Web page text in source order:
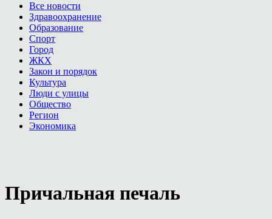
Все новости
Здравоохранение
Образование
Спорт
Город
ЖКХ
Закон и порядок
Культура
Люди с улицы
Общество
Регион
Экономика
Причальная печаль